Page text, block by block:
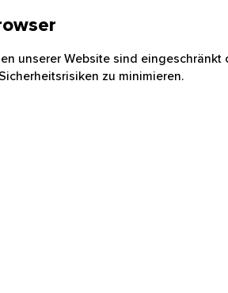
unserer Website sind
zu minimieren.